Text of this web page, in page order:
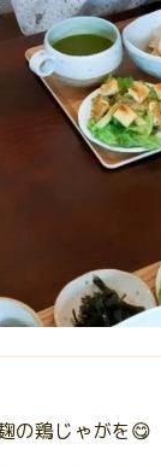
の鶏じゃがを😋